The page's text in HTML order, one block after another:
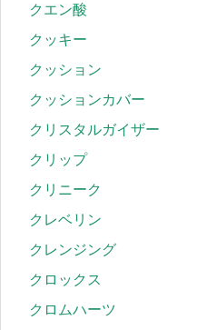
クエン酸
クッキー
クッション
クッションカバー
クリスタルガイザー
クリップ
クリニーク
クレベリン
クレンジング
クロックス
クロムハーツ